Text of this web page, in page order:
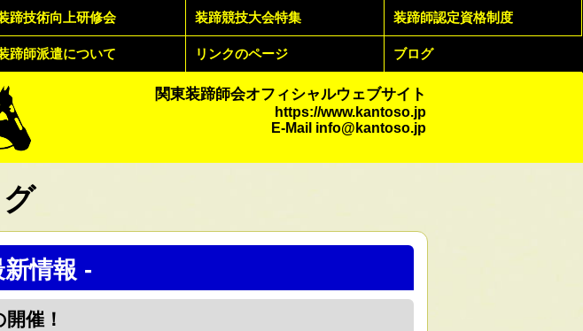
蹄技術向上研修会 装蹄競技大会特集 装蹄師認定資格制度
蹄師派遣について リンクのページ ブログ
関東装蹄師会オフィシャルウェブサイト
https://www.kantoso.jp
E-Mail info@kantoso.jp
情報 -
催！